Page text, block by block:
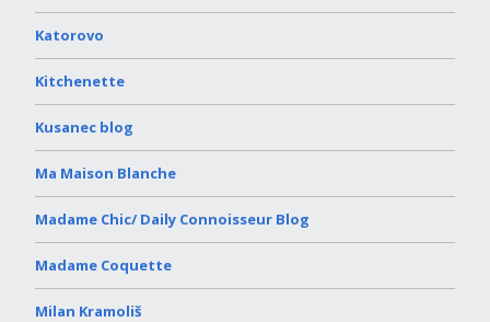
Katorovo
Kitchenette
Kusanec blog
Ma Maison Blanche
Madame Chic/ Daily Connoisseur Blog
Madame Coquette
Milan Kramoliš